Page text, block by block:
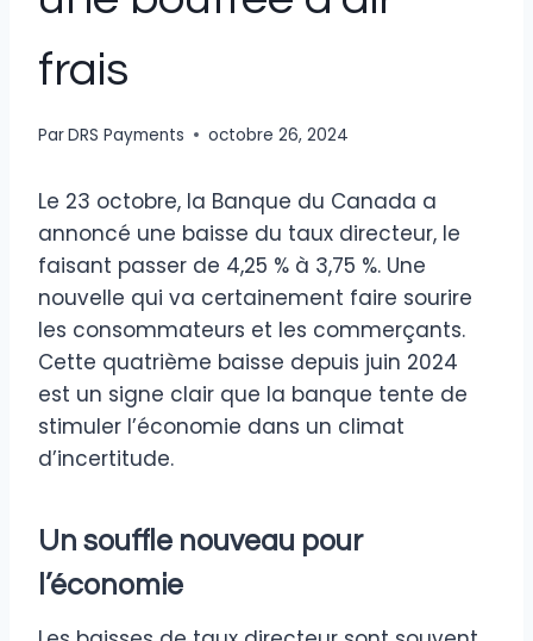
frais
ParDRS Payments octobre 26, 2024
Le 23 octobre, la Banque du Canada a
annoncé une baisse du taux directeur, le
faisant passer de 4,25 % à 3,75 %. Une
nouvelle qui va certainement faire sourire
les consommateurs et les commerçants.
Cette quatrième baisse depuis juin 2024
est un signe clair que la banque tente de
stimuler l’économie dans un climat
d’incertitude.
Un souffle nouveau pour
l’économie